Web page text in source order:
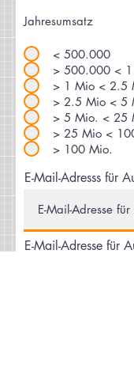
Jahresumsatz
< 500.000
> 500.000 <
> 1 Mio < 2.5
> 2.5 Mio < 5
> 5 Mio. < 25
> 25 Mio <
> 100 Mio.
E-Mail-Adresss für
E-Mail-Adresse für